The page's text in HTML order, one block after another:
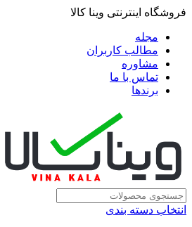
فروشگاه اینترنتی وینا کالا
مجله
مطالب کاربران
مشاوره
تماس با ما
برندها
انتخاب دسته بندی